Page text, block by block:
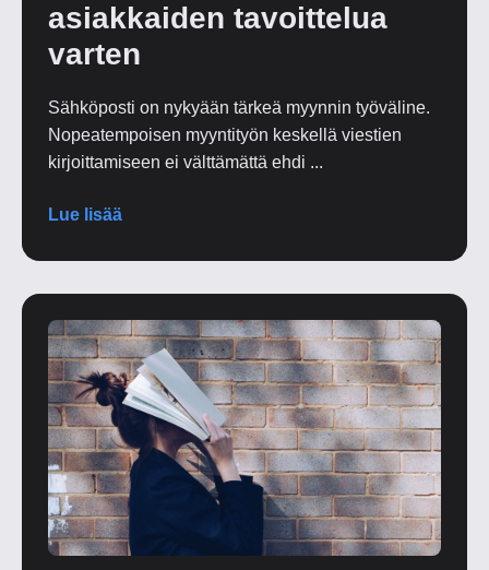
asiakkaiden tavoittelua
varten
Sähköposti on nykyään tärkeä myynnin työväline.
Nopeatempoisen myyntityön keskellä viestien
kirjoittamiseen ei välttämättä ehdi ...
Lue lisää